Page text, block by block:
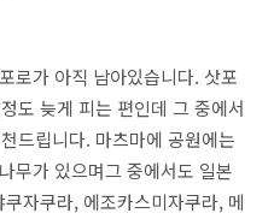
로가 아직 남아있습니다. 삿포
도 늦게 피는 편인데 그 중에서
드립니다. 마츠마에 공원에는
무가 있으며그 중에서도 일본
자쿠라, 에조카스미자쿠라, 메